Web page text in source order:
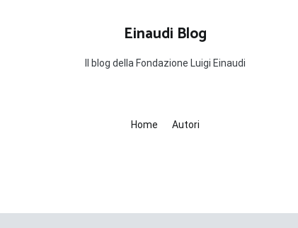
Einaudi Blog
Il blog della Fondazione Luigi Einaudi
Home Autori